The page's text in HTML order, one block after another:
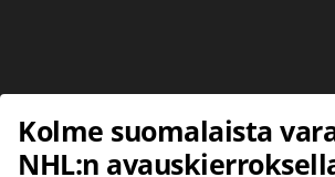
Kolme suomalaista
NHL:n